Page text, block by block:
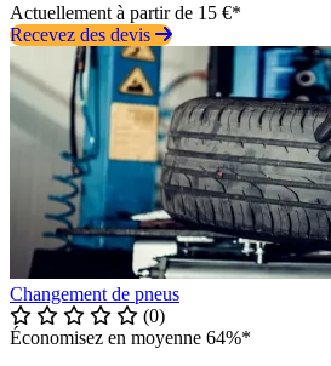
Actuellement à partir de 15 €*
Recevez des devis
Changement de pneus
(0)
Économisez en moyenne 64%*